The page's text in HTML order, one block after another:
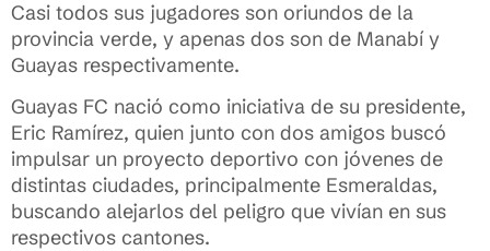
Casi todos sus jugadores son oriundos de la
provincia verde, y apenas dos son de Manabí y
Guayas respectivamente.
Guayas FC nació como iniciativa de su presidente,
Eric Ramírez, quien junto con dos amigos buscó
impulsar un proyecto deportivo con jóvenes de
distintas ciudades, principalmente Esmeraldas,
buscando alejarlos del peligro que vivían en sus
respectivos cantones.